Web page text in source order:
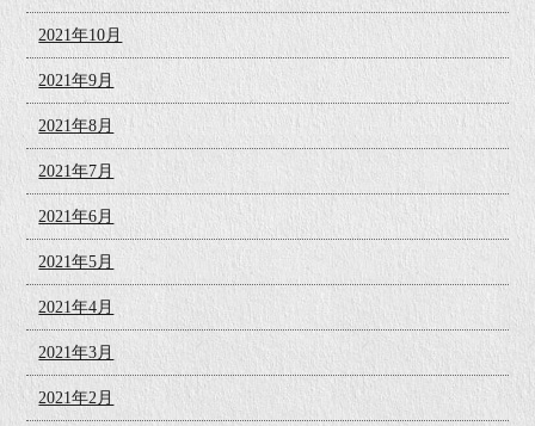
2021年10月
2021年9月
2021年8月
2021年7月
2021年6月
2021年5月
2021年4月
2021年3月
2021年2月